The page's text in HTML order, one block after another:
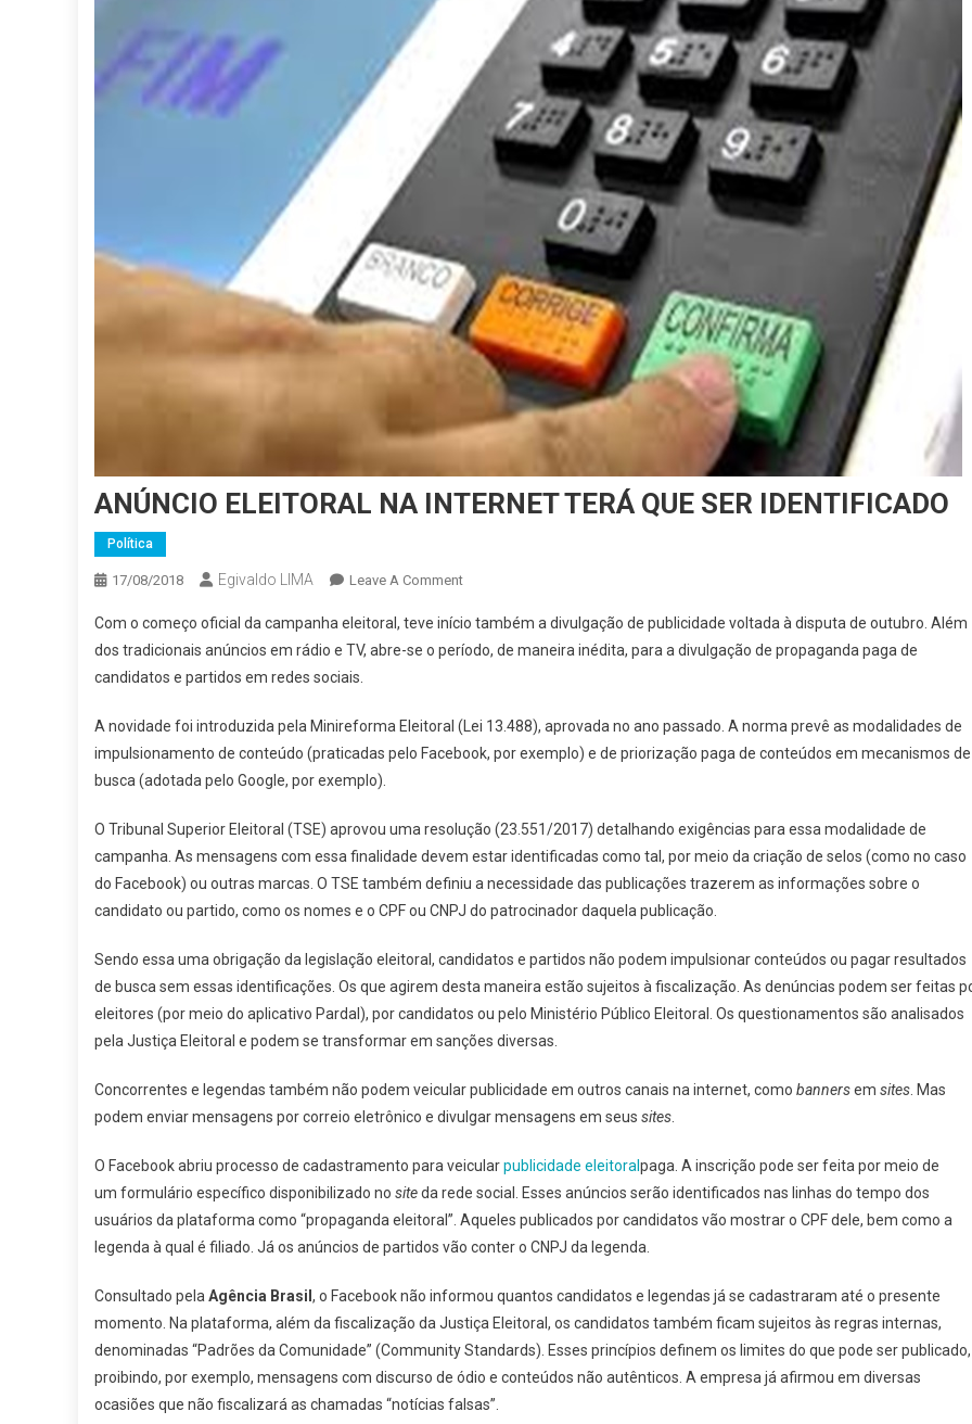
ANÚNCIO ELEITORAL NA INTERNET TERÁ QUE SER IDENTIFICADO
Política
17/08/2018 Egivaldo LIMA Leave A CommentOn
ELEITORAL
NA
QUE
SER
Com o começo oficial da campanha eleitoral, teve início também a divulgação de publicidade voltada à disputa de outubro. Além
dos tradicionais anúncios em rádio e TV, abre-se o período, de maneira inédita, para a divulgação de propaganda paga de
candidatos e partidos em redes sociais.
A novidade foi introduzida pela Minireforma Eleitoral (Lei 13.488), aprovada no ano passado. A norma prevê as modalidades de
impulsionamento de conteúdo (praticadas pelo Facebook, por exemplo) e de priorização paga de conteúdos em mecanismos de
busca (adotada pelo Google, por exemplo).
O Tribunal Superior Eleitoral (TSE) aprovou uma resolução (23.551/2017) detalhando exigências para essa modalidade de
campanha. As mensagens com essa finalidade devem estar identificadas como tal, por meio da criação de selos (como no caso
do Facebook) ou outras marcas. O TSE também definiu a necessidade das publicações trazerem as informações sobre o
candidato ou partido, como os nomes e o CPF ou CNPJ do patrocinador daquela publicação.
Sendo essa uma obrigação da legislação eleitoral, candidatos e partidos não podem impulsionar conteúdos ou pagar resultados
de busca sem essas identificações. Os que agirem desta maneira estão sujeitos à fiscalização. As denúncias podem ser feitas
eleitores (por meio do aplicativo Pardal), por candidatos ou pelo Ministério Público Eleitoral. Os questionamentos são analisados
pela Justiça Eleitoral e podem se transformar em sanções diversas.
Concorrentes e legendas também não podem veicular publicidade em outros canais na internet, como bannersem sites . Mas
podem enviar mensagens por correio eletrônico e divulgar mensagens em seus sites
O Facebook abriu processo de cadastramento para veicularpublicidade eleitoral paga. A inscrição pode ser feita por meio de
um formulário específico disponibilizado no siteda rede social. Esses anúncios serão identificados nas linhas do tempo dos
usuários da plataforma como “propaganda eleitoral”. Aqueles publicados por candidatos vão mostrar o CPF dele, bem como a
legenda à qual é filiado. Já os anúncios de partidos vão conter o CNPJ da legenda.
Consultado pela Agência Brasil , o Facebook não informou quantos candidatos e legendas já se cadastraram até o presente
momento. Na plataforma, além da fiscalização da Justiça Eleitoral, os candidatos também ficam sujeitos às regras internas,
denominadas “Padrões da Comunidade” (Community Standards). Esses princípios definem os limites do que pode ser publicado,
proibindo, por exemplo, mensagens com discurso de ódio e conteúdos não autênticos. A empresa já afirmou em diversas
ocasiões que não fiscalizará as chamadas “notícias falsas”.